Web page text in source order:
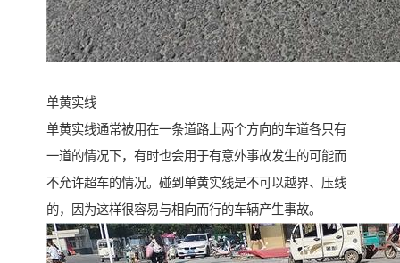
单黄实线
单黄实线通常被用在一条道路上两个方向的车道各只有
一道的情况下，有时也会用于有意外事故发生的可能而
不允许超车的情况。碰到单黄实线是不可以越界、压线
的，因为这样很容易与相向而行的车辆产生事故。